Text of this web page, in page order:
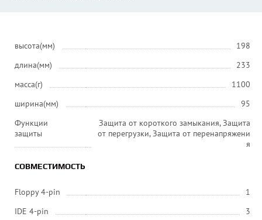
высота(мм)
198
длина(мм)
233
масса(г)
1100
ширина(мм)
95
Функции
защиты
Защита от короткого замыкания, Защита
от перегрузки, Защита от перенапряжени
я
СОВМЕСТИМОСТЬ
Floppy 4-pin
1
IDE 4-pin
3